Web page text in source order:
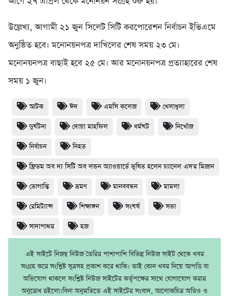
উল্লেখ্য, আগামী ২১ জুন সিলেট সিটি করপোরেশন নির্বাচন ইভিএমে
অনুষ্ঠিত হবে। মনোনয়নপত্র দাখিলের শেষ সময় ২৩ মে।
মনোনয়নপত্র বাছাই হবে ২৫ মে। আর মনোনয়নপত্র প্রত্যাহারের শেষ
সময় ১ জুন।
আটক ঈদ এমসি কলেজ খেলাধুলা
দুর্ঘটনা দোয়া মাহফিল ধর্মঘট নিখোঁজ
নির্বাচন নিহত
ফ্রিডম অব দ্য সিটি অব লন্ডন অ্যাওয়ার্ডে ভূষিত হলেন চ্যানেল এস'র মিজান
ভোগান্তি ভ্রমণ মানববন্ধন মামলা
রেমিট্যান্স শিক্ষাঙ্গন সংঘর্ষ সভা
সাদাপাথর হজ
এই সাইটে নিজম্ব নিউজ তৈরির পাশাপাশি বিভিন্ন নিউজ সাইট থেকে খবর
সংগ্রহ করে সংশ্লিষ্ট সূত্রসহ প্রকাশ করে থাকি। তাই কোন খবর নিয়ে আপত্তি বা
অভিযোগ থাকলে সংশ্লিষ্ট নিউজ সাইটের কর্তৃপক্ষের সাথে যোগাযোগ করার
অনুরোধ রইলো।বিনা অনুমতিতে এই সাইটের সংবাদ, আলোকচিত্র অডিও ও